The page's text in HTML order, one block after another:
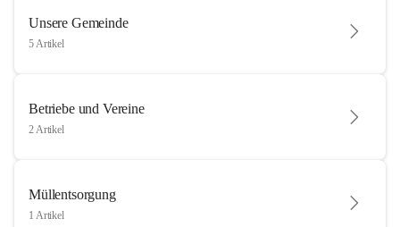
Unsere Gemeinde
5 Artikel
Betriebe und Vereine
2 Artikel
Müllentsorgung
1 Artikel